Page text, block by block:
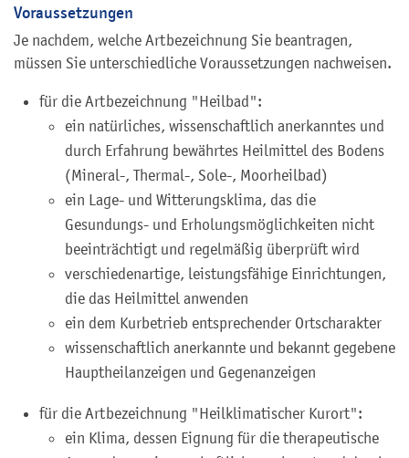
Voraussetzungen
Je nachdem, welche Artbezeichnung Sie beantragen,
müssen Sie unterschiedliche Voraussetzungen nachweisen.
für die Artbezeichnung "Heilbad":
ein natürliches, wissenschaftlich anerkanntes und
durch Erfahrung bewährtes Heilmittel des Bodens
(Mineral-, Thermal-, Sole-, Moorheilbad)
ein Lage- und Witterungsklima, das die
Gesundungs- und Erholungsmöglichkeiten nicht
beeinträchtigt und regelmäßig überprüft wird
verschiedenartige, leistungsfähige Einrichtungen,
die das Heilmittel anwenden
ein dem Kurbetrieb entsprechender Ortscharakter
wissenschaftlich anerkannte und bekannt gegebene
Hauptheilanzeigen und Gegenanzeigen
für die Artbezeichnung "Heilklimatischer Kurort":
ein Klima, dessen Eignung für die therapeutische